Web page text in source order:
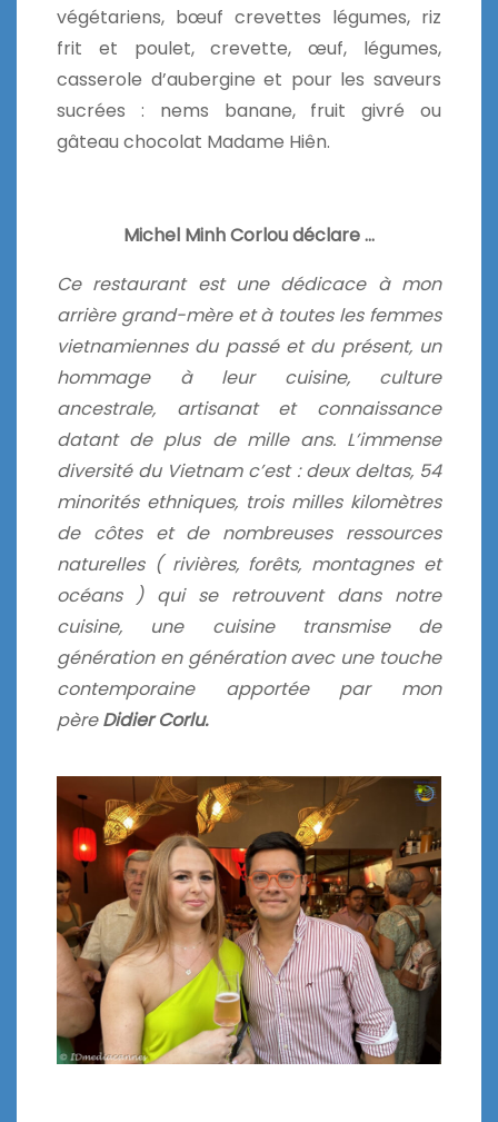
végétariens, bœuf crevettes légumes, riz
frit et poulet, crevette, œuf, légumes,
casserole d’aubergine et pour les saveurs
sucrées : nems banane, fruit givré ou
gâteau chocolat Madame Hiên.
Michel Minh Corlou déclare …
Ce restaurant est une dédicace à mon
arrière grand-mère et à toutes les femmes
vietnamiennes du passé et du présent, un
hommage à leur cuisine, culture
ancestrale, artisanat et connaissance
datant de plus de mille ans. L’immense
diversité du Vietnam c’est : deux deltas, 54
minorités ethniques, trois milles kilomètres
de côtes et de nombreuses ressources
naturelles ( rivières, forêts, montagnes et
océans ) qui se retrouvent dans notre
cuisine, une cuisine transmise de
génération en génération avec une touche
contemporaine apportée par mon
pèreDidier Corlu.